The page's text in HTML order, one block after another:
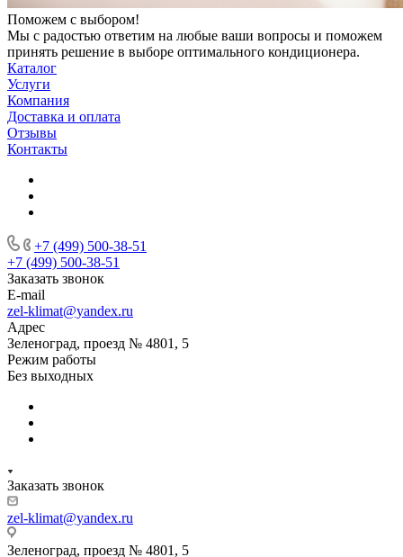
Поможем с выбором!
Мы с радостью ответим на любые ваши вопросы и поможем
принять решение в выборе оптимального кондиционера.
Каталог
Услуги
Компания
Доставка и оплата
Отзывы
Контакты
+7 (499) 500-38-51
+7 (499) 500-38-51
Заказать звонок
E-mail
zel-klimat@yandex.ru
Адрес
Зеленоград, проезд № 4801, 5
Режим работы
Без выходных
Заказать звонок
zel-klimat@yandex.ru
Зеленоград, проезд № 4801, 5